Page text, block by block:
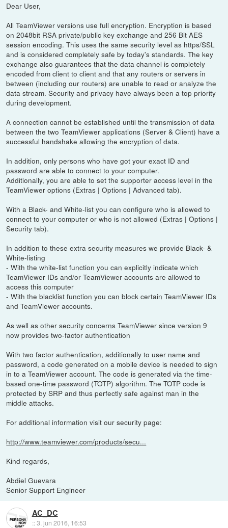
Dear User,
All TeamViewer versions use full encryption. Encryption is based
on 2048bit RSA private/public key exchange and 256 Bit AES
session encoding. This uses the same security level as https/SSL
and is considered completely safe by today's standards. The key
exchange also guarantees that the data channel is completely
encoded from client to client and that any routers or servers in
between (including our routers) are unable to read or analyze the
data stream. Security and privacy have always been a top priority
during development.
A connection cannot be established until the transmission of data
between the two TeamViewer applications (Server & Client) have a
successful handshake allowing the encryption of data.
In addition, only persons who have got your exact ID and
password are able to connect to your computer.
Additionally, you are able to set the supporter access level in the
TeamViewer options (Extras | Options | Advanced tab).
With a Black- and White-list you can configure who is allowed to
connect to your computer or who is not allowed (Extras | Options |
Security tab).
In addition to these extra security measures we provide Black- &
White-listing
- With the white-list function you can explicitly indicate which
TeamViewer IDs and/or TeamViewer accounts are allowed to
access this computer
- With the blacklist function you can block certain TeamViewer IDs
and TeamViewer accounts.
As well as other security concerns TeamViewer since version 9
now provides two-factor authentication
With two factor authentication, additionally to user name and
password, a code generated on a mobile device is needed to sign
in to a TeamViewer account. The code is generated via the time-
based one-time password (TOTP) algorithm. The TOTP code is
protected by SRP and thus perfectly safe against man in the
middle attacks.
For additional information visit our security page:
http://www.teamviewer.com/products/secu...
Kind regards,
Abdiel Guevara
Senior Support Engineer
AC_DC
::3. jun 2016, 16:53